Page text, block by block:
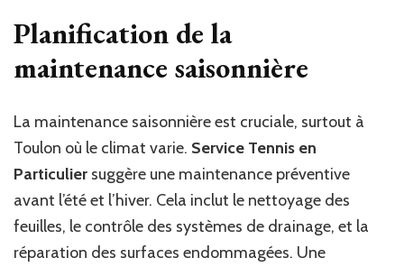
Planification de la
maintenance saisonnière
La maintenance saisonnière est cruciale, surtout à
Toulon où le climat varie. Service Tennis en
Particulier suggère une maintenance préventive
avant l’été et l’hiver. Cela inclut le nettoyage des
feuilles, le contrôle des systèmes de drainage, et la
réparation des surfaces endommagées. Une